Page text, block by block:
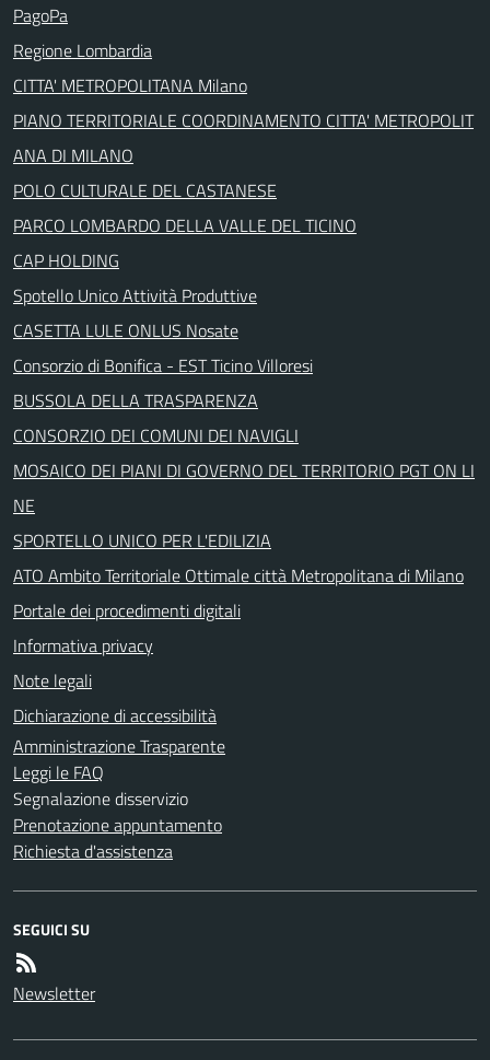
PagoPa
Regione Lombardia
CITTA' METROPOLITANA Milano
PIANO TERRITORIALE COORDINAMENTO CITTA' METROPOLIT
ANA DI MILANO
POLO CULTURALE DEL CASTANESE
PARCO LOMBARDO DELLA VALLE DEL TICINO
CAP HOLDING
Spotello Unico Attività Produttive
CASETTA LULE ONLUS Nosate
Consorzio di Bonifica - EST Ticino Villoresi
BUSSOLA DELLA TRASPARENZA
CONSORZIO DEI COMUNI DEI NAVIGLI
MOSAICO DEI PIANI DI GOVERNO DEL TERRITORIO PGT ON LI
NE
SPORTELLO UNICO PER L'EDILIZIA
ATO Ambito Territoriale Ottimale città Metropolitana di Milano
Portale dei procedimenti digitali
Informativa privacy
Note legali
Dichiarazione di accessibilità
Amministrazione Trasparente
Leggi le FAQ
Segnalazione disservizio
Prenotazione appuntamento
Richiesta d'assistenza
SEGUICI SU
Newsletter